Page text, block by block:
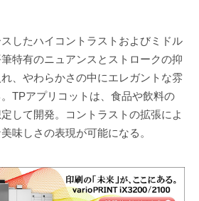
したハイコントラストおよびミドル
特有のニュアンスとストロークの抑
、やわらかさの中にエレガントな雰
TPアプリコットは、食品や飲料の
して開発。コントラストの拡張によ
味しさの表現が可能になる。